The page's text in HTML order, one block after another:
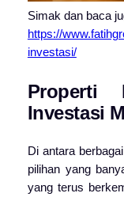
Simak dan baca
https://
investasi/
Properti
Investasi
Di antara
pilihan yang
yang terus